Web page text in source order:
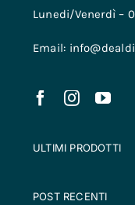
Lunedi/Venerdì –
Email:
ULTIMI PRODOTTI
POST RECENTI